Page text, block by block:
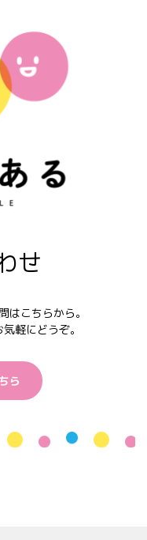
せ
はこちらから。
軽にどうぞ。
ら